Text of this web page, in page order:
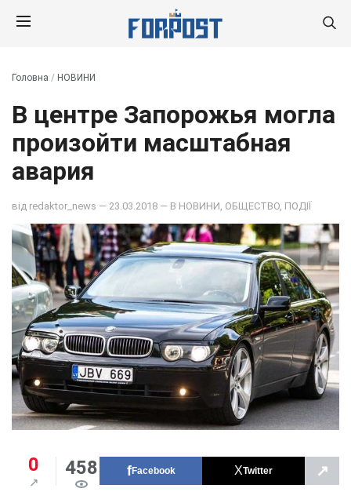
Головна / НОВИНИ
В центре Запорожья могла
произойти масштабная
авария
від redaktor_news — 23.03.2018 — В НОВИНИ ОБЩЕСТВО ПОДІЇ
0 458 Facebook Twitter ↗